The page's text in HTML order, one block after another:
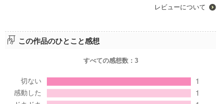
レビューについて
この作品のひとこと感想
すべての感想数： 3